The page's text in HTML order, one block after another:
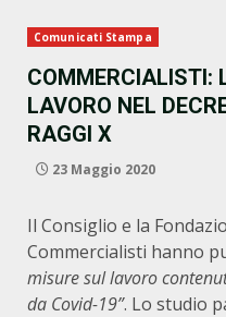
Comunicati Stampa
COMMERCIALISTI:
LAVORO NEL
RAGGI X
23 Maggio 2020
Il Consiglio e la
Commercialisti hanno
misure sul lavoro
da Covid-19”. Lo studio